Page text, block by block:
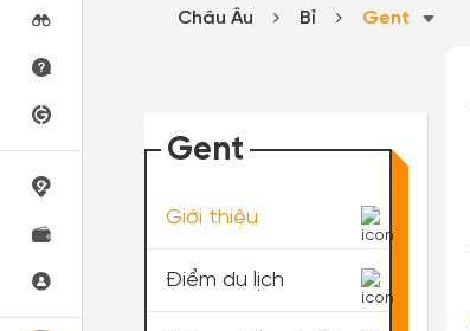
Châu Âu Bỉ Gent
Gent
Giới thiệu
Điểm du lịch